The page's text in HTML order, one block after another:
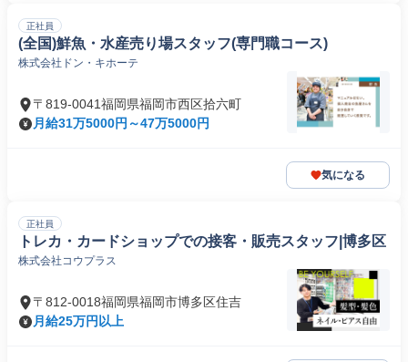
正社員
(全国)鮮魚・水産売り場スタッフ(専門職コース)
株式会社ドン・キホーテ
〒819-0041福岡県福岡市西区拾六町
月給31万5000円～47万5000円
気になる
正社員
トレカ・カードショップでの接客・販売スタッフ|博多区
株式会社コウプラス
〒812-0018福岡県福岡市博多区住吉
月給25万円以上